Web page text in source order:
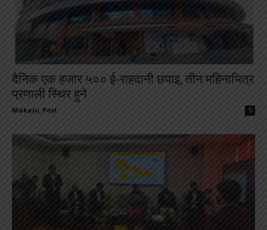
दैनिक एक हजार ५०० ई-राहदानी छपाइ, तीन महिनाभित्र
प्रणाली स्थिर हुने
Makalu_Post 0